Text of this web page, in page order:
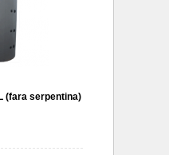
(fara serpentina)